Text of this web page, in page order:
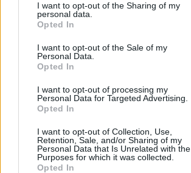
I want to opt-out of the Sharing of my
personal data.
Opted In
I want to opt-out of the Sale of my
Personal Data.
Opted In
I want to opt-out of processing my
Personal Data for Targeted Advertising.
Opted In
I want to opt-out of Collection, Use,
Retention, Sale, and/or Sharing of my
Personal Data that Is Unrelated with the
Purposes for which it was collected.
Opted In
Πριν 4 ημέρες
των ελαιοπαραγωγών στη Χίο
Διαφήμιση